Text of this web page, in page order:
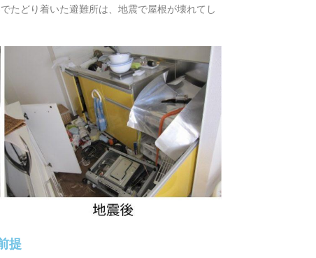
たどり着いた避難所は、地震で屋根が壊れてし
提